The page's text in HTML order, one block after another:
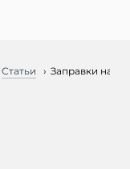
Статьи Заправки на